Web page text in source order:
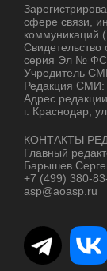
сфере связи,
коммуникаций
серия Эл №
Учредитель
Редакция
Адрес
г. Краснодар,
КОНТАКТЫ
Главный
Барышев
+7 (499) 380-
asp@aoasp.ru